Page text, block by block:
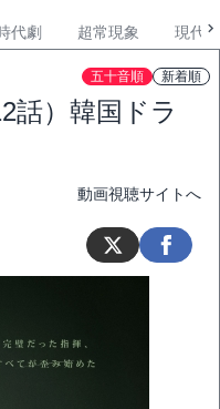
代劇 超常現象 現代
五十音順 新着順
話）韓国ドラ
動画視聴サイトへ